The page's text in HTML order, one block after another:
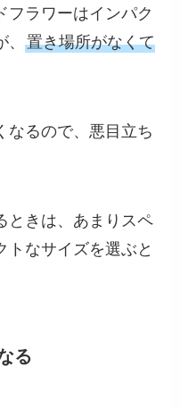
フラワーはインパク
、置き場所がなくて
なるので、悪目立ち
ときは、あまりスペ
トなサイズを選ぶと
る